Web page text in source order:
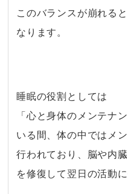
このバランスが崩れる
なります。
睡眠の役割としては
「心と身体のメンテナ
いる間、体の中ではメ
行われており、脳や内
を修復して翌日の活動